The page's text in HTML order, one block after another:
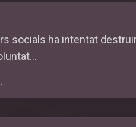
socials ha intentat
·